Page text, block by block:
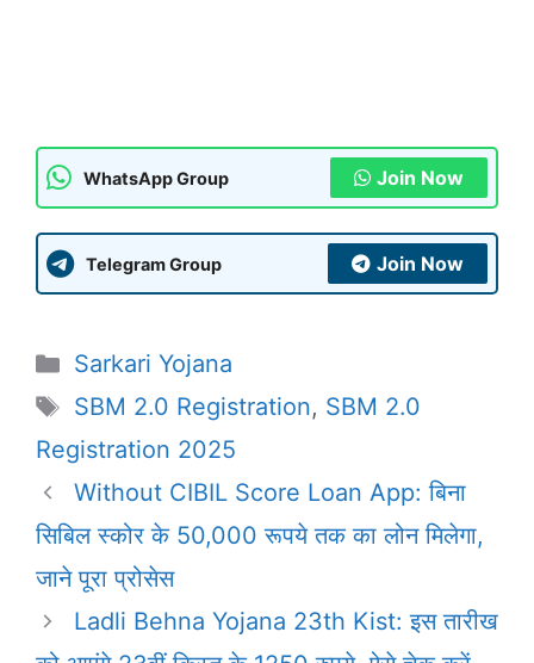
WhatsApp Group Join Now
Telegram Group Join Now
Categories
Sarkari Yojana
Tags
SBM 2.0 Registration, SBM 2.0
Registration 2025
Without CIBIL Score Loan App: बिना
सिबिल स्कोर के 50,000 रूपये तक का लोन मिलेगा,
जाने पूरा प्रोसेस
Ladli Behna Yojana 23th Kist: इस तारीख